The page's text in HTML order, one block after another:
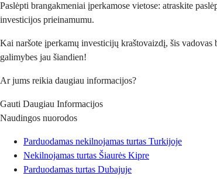
Paslėpti brangakmeniai įperkamose vietose: atraskite
investicijos prieinamumu.
Kai naršote įperkamų investicijų kraštovaizdį, šis
galimybes jau šiandien!
Ar jums reikia daugiau informacijos?
Gauti Daugiau Informacijos
Naudingos nuorodos
Parduodamas nekilnojamas turtas Turkijoje
Nekilnojamas turtas Šiaurės Kipre
Parduodamas turtas Dubajuje